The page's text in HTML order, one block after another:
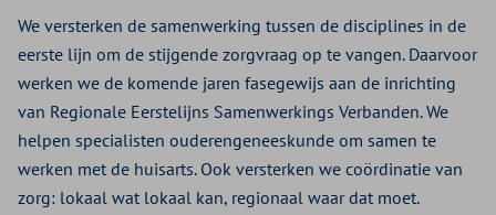
We versterken de samenwerking tussen de disciplines in de
eerste lijn om de stijgende zorgvraag op te vangen. Daarvoor
werken we de komende jaren fasegewijs aan de inrichting
van Regionale Eerstelijns Samenwerkings Verbanden. We
helpen specialisten ouderengeneeskunde om samen te
werken met de huisarts. Ook versterken we coördinatie van
zorg: lokaal wat lokaal kan, regionaal waar dat moet.